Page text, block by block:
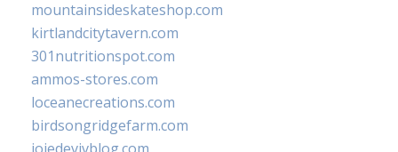
mountainsideskateshop.com
kirtlandcitytavern.com
301nutritionspot.com
ammos-stores.com
loceanecreations.com
birdsongridgefarm.com